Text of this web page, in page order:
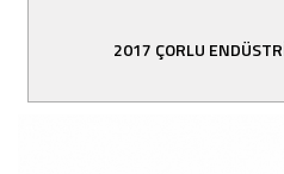
2017 ÇORLU